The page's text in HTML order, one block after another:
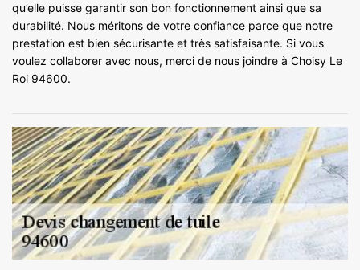
qu’elle puisse garantir son bon fonctionnement ainsi que sa
durabilité. Nous méritons de votre confiance parce que notre
prestation est bien sécurisante et très satisfaisante. Si vous
voulez collaborer avec nous, merci de nous joindre à Choisy Le
Roi 94600.